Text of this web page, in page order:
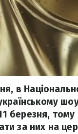
в
березня,
за них на